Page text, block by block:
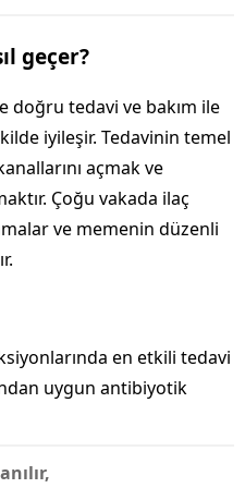
geçer?
doğru tedavi ve bakım ile
iyileşir. Tedavinin temel
açmak ve
Çoğu vakada ilaç
ve memenin düzenli
en etkili tedavi
uygun antibiyotik